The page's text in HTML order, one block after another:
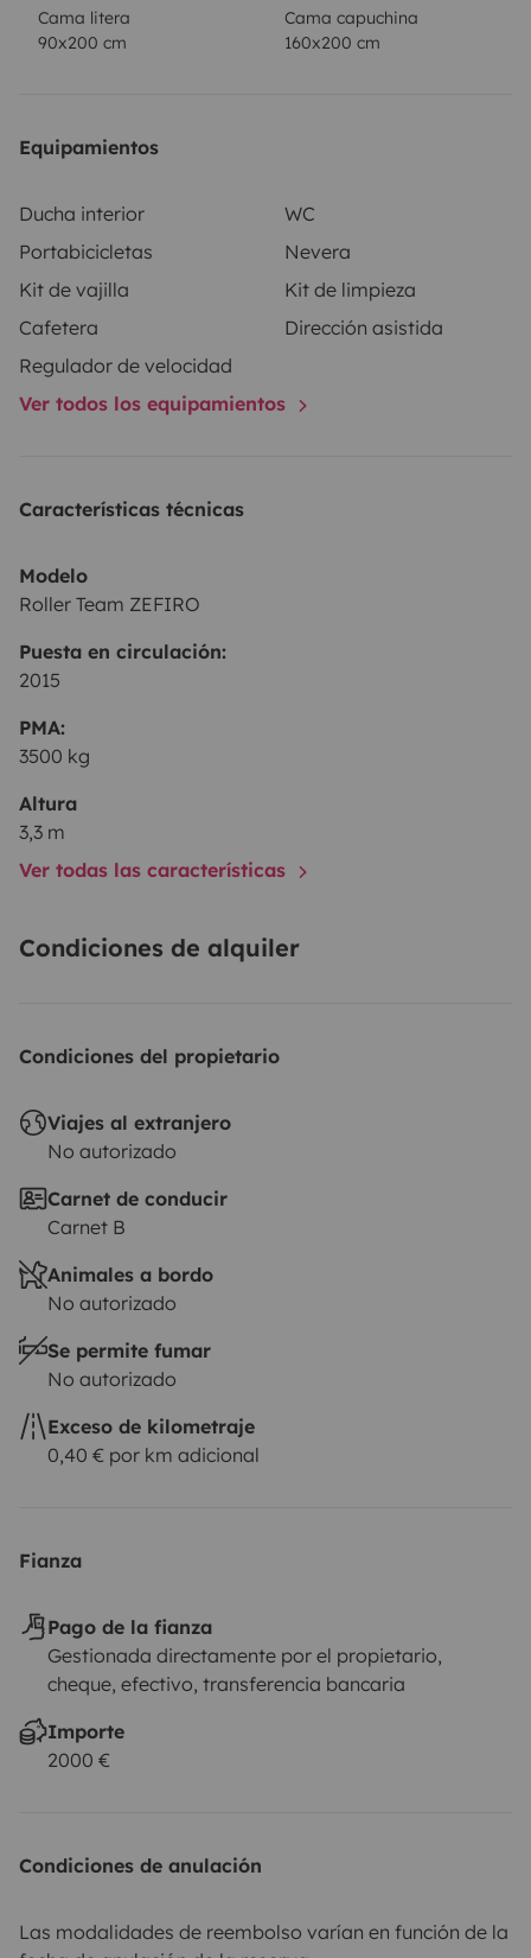
Cama litera
90x200 cm
Cama capuchina
160x200 cm
Equipamientos
Ducha interior
WC
Portabicicletas
Nevera
Kit de vajilla
Kit de limpieza
Cafetera
Dirección asistida
Regulador de velocidad
Ver todos los equipamientos
Características técnicas
Modelo
Roller Team ZEFIRO
Puesta en circulación:
2015
PMA:
3500 kg
Altura
3,3 m
Ver todas las características
Condiciones de alquiler
Condiciones del propietario
Viajes al extranjero
No autorizado
Carnet de conducir
Carnet B
Animales a bordo
No autorizado
Se permite fumar
No autorizado
Exceso de kilometraje
0,40 € por km adicional
Fianza
Pago de la fianza
Gestionada directamente por el propietario,
cheque, efectivo, transferencia bancaria
Importe
2000 €
Condiciones de anulación
Las modalidades de reembolso varían en función de la